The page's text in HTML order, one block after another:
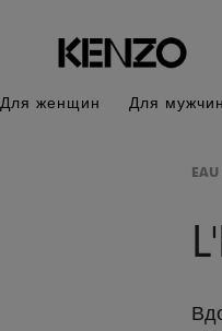
Для женщин Для мужчин